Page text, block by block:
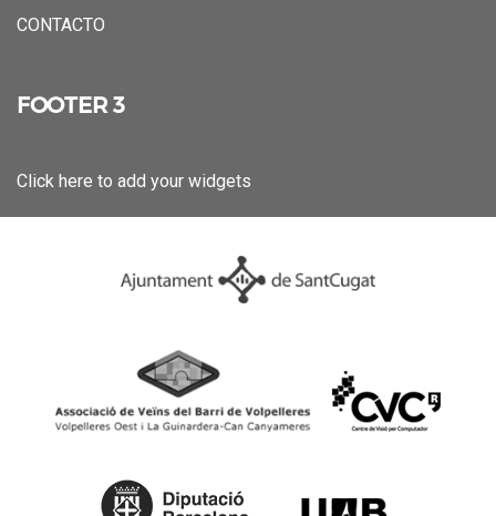
CONTACTO
FOOTER 3
Click here to add your widgets